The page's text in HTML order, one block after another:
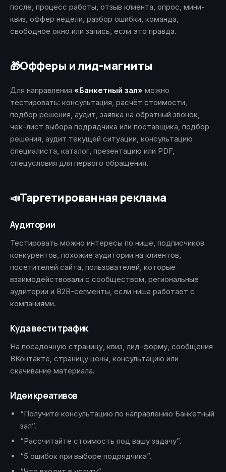
после, процесс работы, отзыв клиента, опрос, мини-
квиз, оффер недели, разбор ошибки, команда,
свободное окно или запись, если это правда.
🎁Офферы и лид-магниты
Для направления «Банкетный зал» можно
тестировать: консультация, расчёт стоимости,
подбор решения, аудит, заявка на обратный звонок,
чек-лист выбора подрядчика или поставщика, подбор
решения, аудит текущей ситуации, консультацию
специалиста, каталог, презентацию или PDF,
спецусловия для первого обращения.
📣Таргетированная реклама
Аудитории
Тестировать можно интересы по нише, подписчиков
конкурентов, похожие аудитории на клиентов,
посетителей сайта, пользователей, которые
взаимодействовали с сообществом, региональные
аудитории и B2B-сегменты, если ниша работает с
компаниями.
Куда вести трафик
На посадочную страницу, квиз, лид-форму, сообщения
ВКонтакте, страницу цены, консультацию или
скачивание материала.
Идеи креативов
“Получите консультацию по направлению Банкетный
зал”.
“Рассчитайте стоимость под вашу задачу”.
“5 ошибок при выборе подрядчика”.